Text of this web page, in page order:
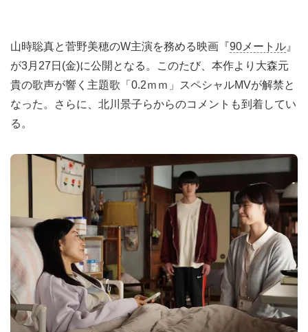
山時聡真と菅野美穂のW主演を務める映画『90メートル 』
が3月27日(金)に公開となる。このたび、本作より大森元
貴の歌声が響く主題歌「0.2ｍｍ」スペシャルMVが解禁と
なった。さらに、北川景子らからのコメントも到着してい
る。